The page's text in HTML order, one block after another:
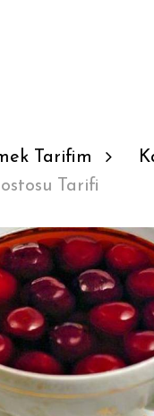
Kategoriler
Yazarlar
Ne
Soru Cevap
Tarifim
Tarifi